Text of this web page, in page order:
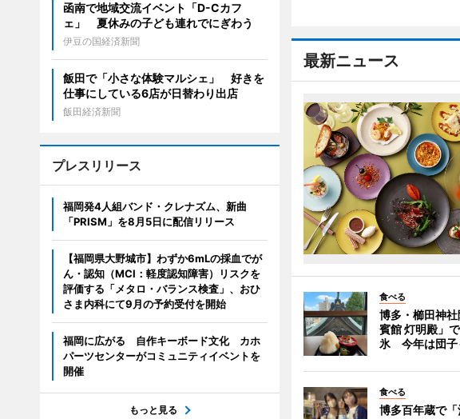
最新ニュース
食べる
博多・櫛田神
賓館 灯明殿」
氷 今年は団子
食べる
博多百年蔵で
函南で地域交流イベント「D-Cカフ
ェ」 夏休みの子ども連れでにぎわう
伊豆の国経済新聞
飯田で「小さな体験マルシェ」 好きを
仕事にしている6店が日替わり出店
飯田経済新聞
プレスリリース
福岡発4人組バンド・クレナズム、新曲
「PRISM」を8月5日に配信リリース
【福岡県大野城市】わずか6mLの採血でが
ん・認知（MCI：軽度認知障害）リスクを
評価する「メタロ・バランス検査」、おひ
さま内科にて9月の予約受付を開始
福岡に広がる 自作キーボード文化 カホ
パーツセンターがコミュニティイベントを
開催
もっと見る